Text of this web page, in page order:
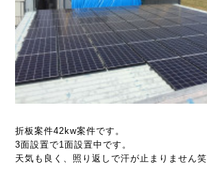
折板案件42kw案件です。
3面設置で1面設置中です。
天気も良く、照り返しで汗が止まりません笑